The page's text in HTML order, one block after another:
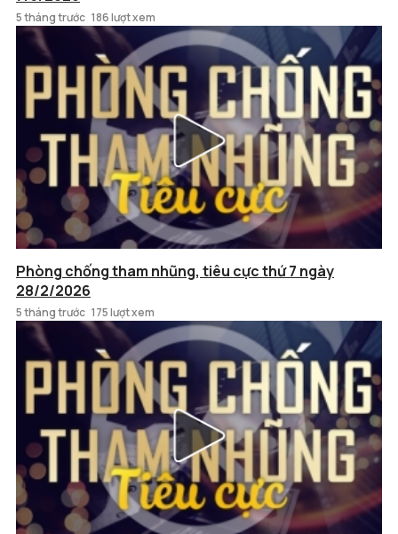
5 tháng trước 186 lượt xem
Phòng chống tham nhũng, tiêu cực thứ 7 ngày
28/2/2026
5 tháng trước 175 lượt xem